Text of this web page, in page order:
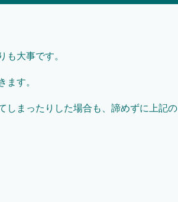
も大事です。
ます。
しまったりした場合も、諦めずに上記の